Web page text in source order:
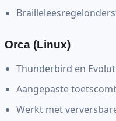
Orca (Linux)
Thunderbird en
Aangepaste
Werkt met